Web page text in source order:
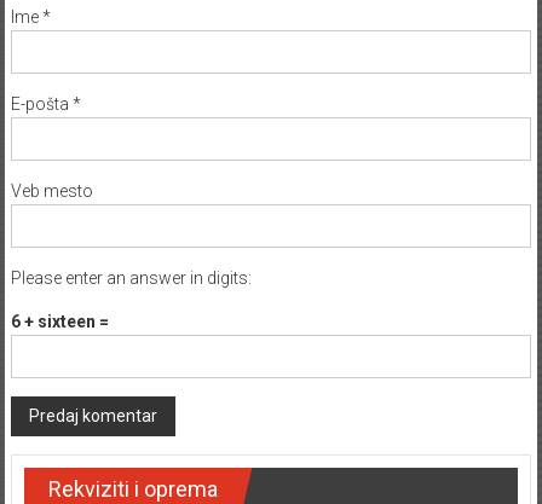
Ime*
E-pošta *
Veb mesto
Please enter an answer in digits:
6 + sixteen =
Rekviziti i oprema